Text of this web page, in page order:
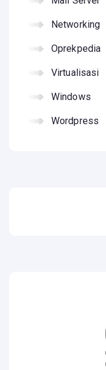
Networking
Oprekpedia
Virtualisasi
Windows
Wordpress